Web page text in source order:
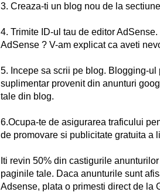
3. Creaza-ti un blog nou de la
4. Trimite ID-ul tau de editor
AdSense ? V-am explicat ca aveti
5. Incepe sa scrii pe blog. Blogging-
suplimentar provenit din anunturi
tale din blog.
6.Ocupa-te de asigurarea traficului
de promovare si publicitate gratuita a
Iti revin 50% din castigurile
paginile tale. Daca anunturile sunt
Adsense, plata o primesti direct de la